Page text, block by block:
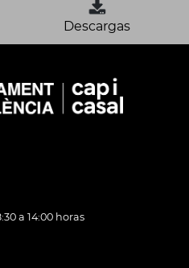
Descargas
a 14:00 horas